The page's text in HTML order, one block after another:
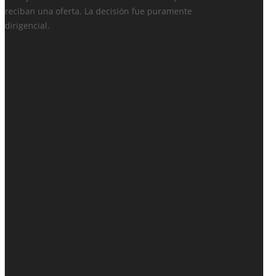
reciban una oferta. La decisión fue puramente
dirigencial.